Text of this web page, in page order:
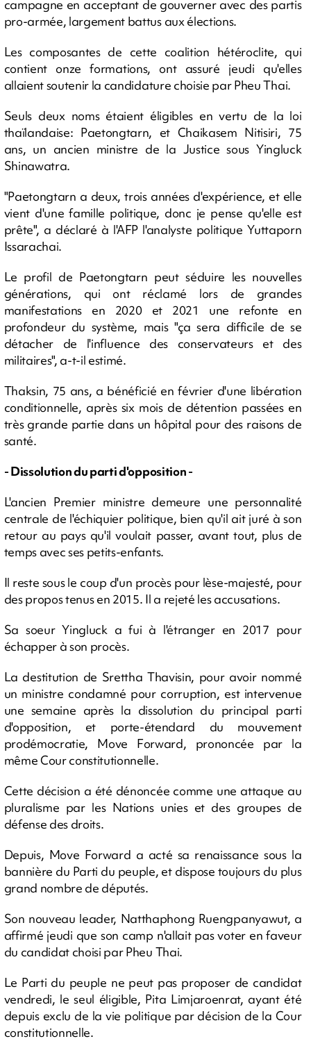
campagne en acceptant de gouverner avec des partis
pro-armée, largement battus aux élections.
Les composantes de cette coalition hétéroclite, qui
contient onze formations, ont assuré jeudi qu'elles
allaient soutenir la candidature choisie par Pheu Thai.
Seuls deux noms étaient éligibles en vertu de la loi
thaïlandaise: Paetongtarn, et Chaikasem Nitisiri, 75
ans, un ancien ministre de la Justice sous Yingluck
Shinawatra.
"Paetongtarn a deux, trois années d'expérience, et elle
vient d'une famille politique, donc je pense qu'elle est
prête", a déclaré à l'AFP l'analyste politique Yuttaporn
Issarachai.
Le profil de Paetongtarn peut séduire les nouvelles
générations, qui ont réclamé lors de grandes
manifestations en 2020 et 2021 une refonte en
profondeur du système, mais "ça sera difficile de se
détacher de l'influence des conservateurs et des
militaires", a-t-il estimé.
Thaksin, 75 ans, a bénéficié en février d'une libération
conditionnelle, après six mois de détention passées en
très grande partie dans un hôpital pour des raisons de
santé.
- Dissolution du parti d'opposition -
L'ancien Premier ministre demeure une personnalité
centrale de l'échiquier politique, bien qu'il ait juré à son
retour au pays qu'il voulait passer, avant tout, plus de
temps avec ses petits-enfants.
Il reste sous le coup d'un procès pour lèse-majesté, pour
des propos tenus en 2015. Il a rejeté les accusations.
Sa soeur Yingluck a fui à l'étranger en 2017 pour
échapper à son procès.
La destitution de Srettha Thavisin, pour avoir nommé
un ministre condamné pour corruption, est intervenue
une semaine après la dissolution du principal parti
d'opposition, et porte-étendard du mouvement
prodémocratie, Move Forward, prononcée par la
même Cour constitutionnelle.
Cette décision a été dénoncée comme une attaque au
pluralisme par les Nations unies et des groupes de
défense des droits.
Depuis, Move Forward a acté sa renaissance sous la
bannière du Parti du peuple, et dispose toujours du plus
grand nombre de députés.
Son nouveau leader, Natthaphong Ruengpanyawut, a
affirmé jeudi que son camp n'allait pas voter en faveur
du candidat choisi par Pheu Thai.
Le Parti du peuple ne peut pas proposer de candidat
vendredi, le seul éligible, Pita Limjaroenrat, ayant été
depuis exclu de la vie politique par décision de la Cour
constitutionnelle.